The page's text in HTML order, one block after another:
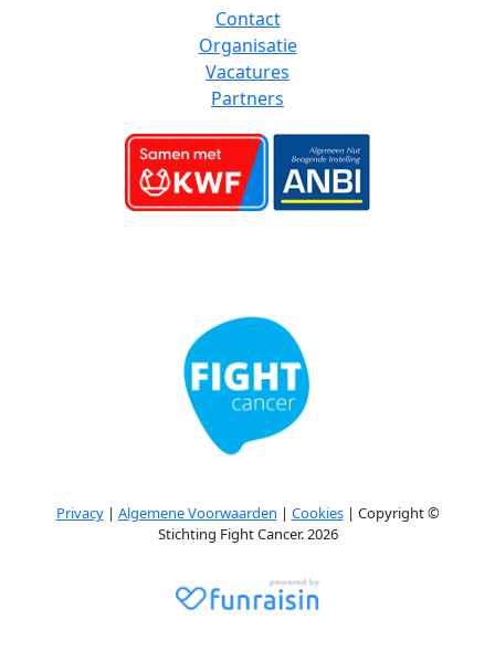
Contact
Organisatie
Vacatures
Partners
Privacy| Algemene Voorwaarden | Cookies| Copyright ©
Stichting Fight Cancer. 2026